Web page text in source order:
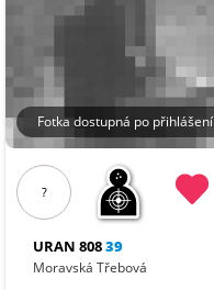
Fotka dostupná po přihlášení
?
URAN 80839
Moravská Třebová